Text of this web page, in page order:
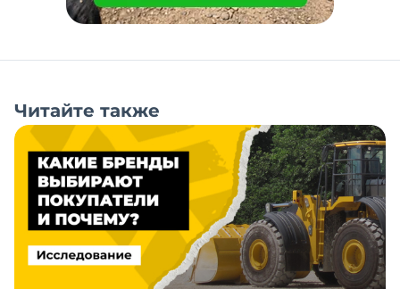
Читайте также